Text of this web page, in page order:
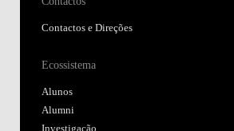
Contactos e Direções
Ecossistema
Alunos
Alumni
Investigação